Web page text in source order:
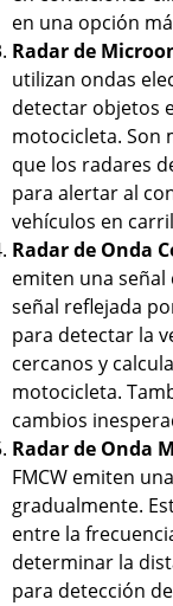
en una opción
Radar de
utilizan ondas
detectar objetos
motocicleta. Son
que los radares
para alertar al
vehículos en
Radar de Onda
emiten una
señal reflejada
para detectar la
cercanos y
motocicleta.
cambios
Radar de Onda
FMCW emiten
gradualmente.
entre la
determinar la
para detección